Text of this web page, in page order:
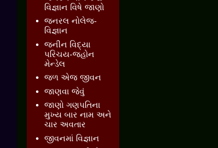
વિજ્ઞાન વિષે જાણો
જનરલ નોલેજ-
વિજ્ઞાન
જનીન વિદ્યા
પરિચય-જ્હોન
મેન્ડેલ
જળ એજ જીવન
જાણવા જેવું
જાણો ગણપતિના
મુખ્ય બાર નામ અને
ચાર અવતાર
જીવનમાં વિજ્ઞાન